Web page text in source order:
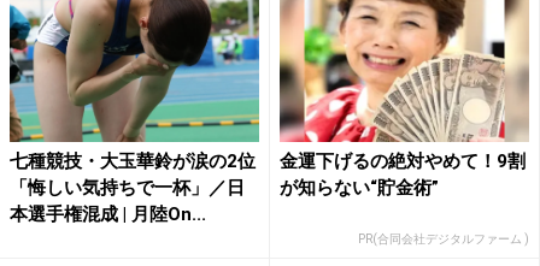
七種競技・大玉華鈴が涙の2位
「悔しい気持ちで一杯」／日
本選手権混成 | 月陸On...
金運下げるの絶対やめて！9割
が知らない“貯金術”
PR(合同会社デジタルファーム )